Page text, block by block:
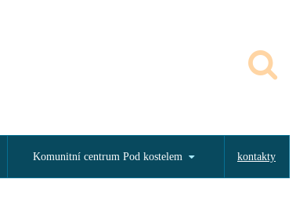
Komunitní centrum Pod kostelem kontakty